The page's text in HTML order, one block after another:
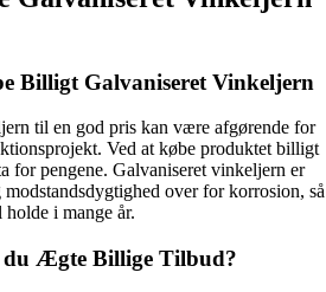
Billigt Galvaniseret Vinkeljern
til en god pris kan være afgørende for
Ved at købe produktet billigt
for pengene. Galvaniseret vinkeljern er
over for korrosion, så
i mange år.
Ægte Billige Tilbud?